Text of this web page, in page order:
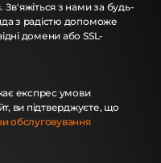
Зв'яжіться з нами за будь-
з радістю допоможе
домени або SSL-
експрес умови
ви підтверджуєте, що
обслуговування